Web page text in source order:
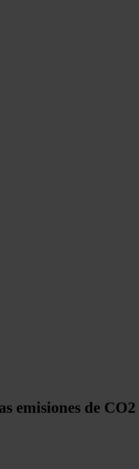
emisiones de